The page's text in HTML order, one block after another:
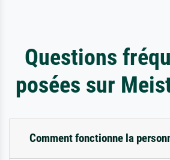
Questions
posées sur
Comment fonctionne la